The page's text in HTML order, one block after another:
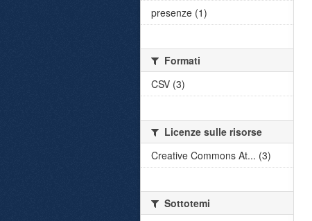
presenze (1)
Formati
CSV (3)
Licenze sulle risorse
Creative Commons At... (3)
Sottotemi